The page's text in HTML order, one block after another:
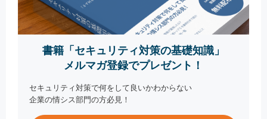
書籍「セキュリティ対策の基礎知識」
メルマガ登録でプレゼント！
セキュリティ対策で何をして良いかわからない
企業の情シス部門の方必見！